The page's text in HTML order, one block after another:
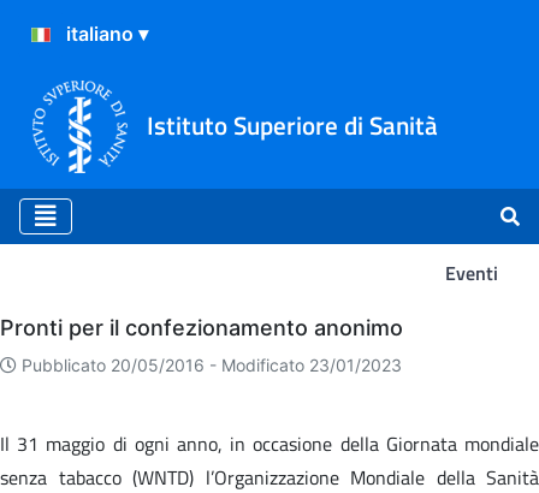
Istituto Superiore di Sanità
Eventi
Eventi
Pronti per il confezionamento anonimo
Pubblicato 20/05/2016 - Modificato 23/01/2023
Il 31 maggio di ogni anno, in occasione della Giornata mondiale
senza tabacco (WNTD) l’Organizzazione Mondiale della Sanità